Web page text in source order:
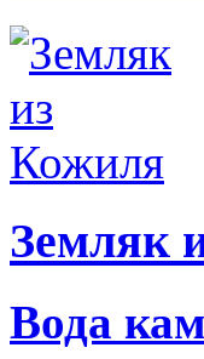
Земляк
Вода